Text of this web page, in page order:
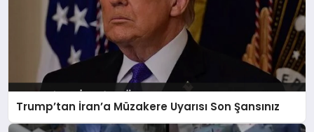
Trump’tan İran’a Müzakere Uyarısı Son Şansınız